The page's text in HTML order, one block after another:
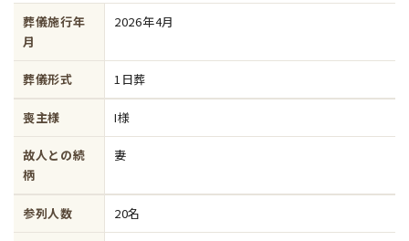
葬儀施行年
月
2026年4月
葬儀形式 1日葬
喪主様 I様
故人との続
柄
妻
参列人数 20名